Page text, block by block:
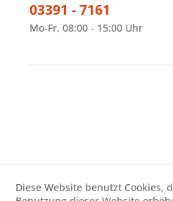
03391 - 7161
Mo-Fr, 08:00 - 15:00 Uhr
Diese Website benutzt